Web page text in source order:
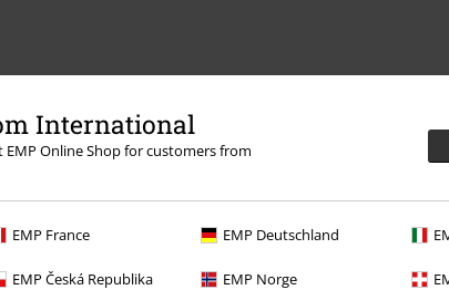
International
EMP Online Shop for customers from
EMP France EMP Deutschland
EMP Česká Republika EMP Norge